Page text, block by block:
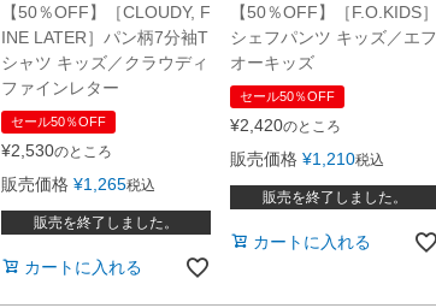
【50％OFF】［CLOUDY, F
INE LATER］パン柄7分袖T
シャツ キッズ／クラウディ
ファインレター
セール50％OFF
¥2,530のところ
販売価格 ¥1,265税込
販売を終了しました。
カートに入れる
【50％OFF】［F.O.KIDS］
シェフパンツ キッズ／エフ
オーキッズ
セール50％OFF
¥2,420のところ
販売価格 ¥1,210税込
販売を終了しました。
カートに入れる